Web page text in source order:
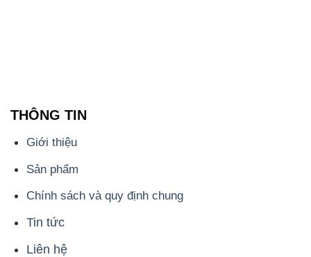
THÔNG TIN
Giới thiệu
Sản phẩm
Chính sách và quy định chung
Tin tức
Liên hệ